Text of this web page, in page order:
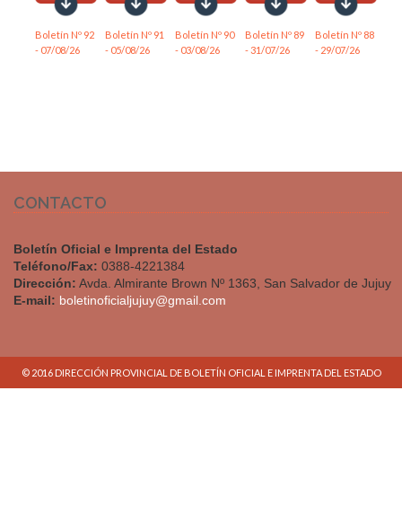
Boletín Nº 92
- 07/08/26
Boletín Nº 91
- 05/08/26
Boletín Nº 90
- 03/08/26
Boletín Nº 89
- 31/07/26
Boletín Nº 88
- 29/07/26
CONTACTO
Boletín Oficial e Imprenta del Estado
Teléfono/Fax: 0388-4221384
Dirección: Avda. Almirante Brown Nº 1363, San Salvador de Jujuy
E-mail: boletinoficialjujuy@gmail.com
© 2016 DIRECCIÓN PROVINCIAL DE BOLETÍN OFICIAL E IMPRENTA DEL ESTADO